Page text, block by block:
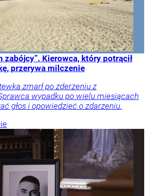
zabójcy”. Kierowca, który potrącił
przerywa milczenie
zmarł po zderzeniu z
wypadku po wielu miesiącach
głos i opowiedzieć o zdarzeniu.